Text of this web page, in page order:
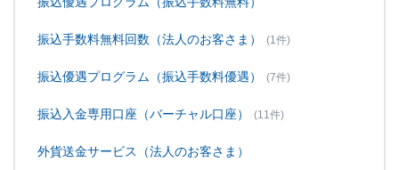
振込手数料無料回数（法人のお客さま） (1件)
振込優遇プログラム（振込手数料優遇） (7件)
振込入金専用口座（バーチャル口座） (11件)
外貨送金サービス（法人のお客さま）